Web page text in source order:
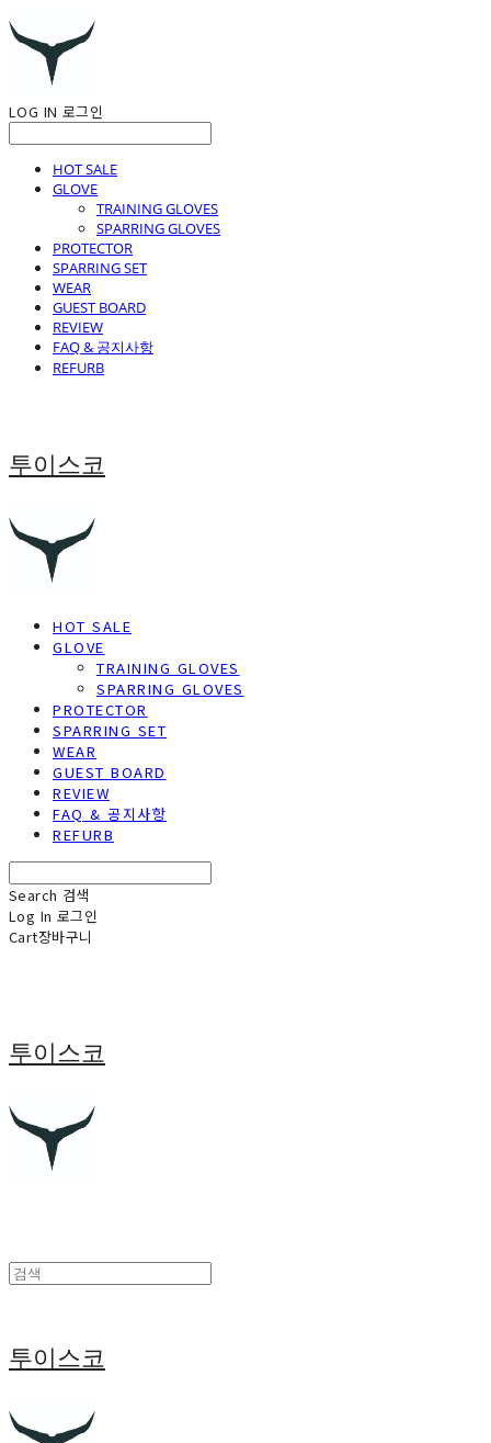
LOG IN 로그인
HOT SALE
GLOVE
TRAINING GLOVES
SPARRING GLOVES
PROTECTOR
SPARRING SET
WEAR
GUEST BOARD
REVIEW
FAQ & 공지사항
REFURB
투이스코
HOT SALE
GLOVE
TRAINING GLOVES
SPARRING GLOVES
PROTECTOR
SPARRING SET
WEAR
GUEST BOARD
REVIEW
FAQ & 공지사항
REFURB
Search 검색
Log In 로그인
Cart장바구니
투이스코
투이스코